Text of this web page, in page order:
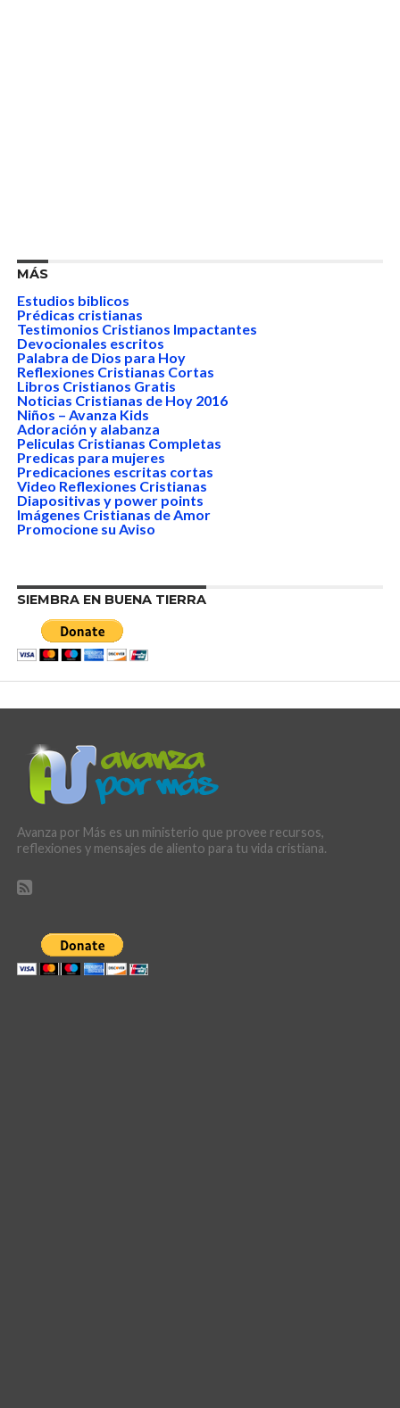
MÁS
Estudios biblicos
Prédicas cristianas
Testimonios Cristianos Impactantes
Devocionales escritos
Palabra de Dios para Hoy
Reflexiones Cristianas Cortas
Libros Cristianos Gratis
Noticias Cristianas de Hoy 2016
Niños – Avanza Kids
Adoración y alabanza
Peliculas Cristianas Completas
Predicas para mujeres
Predicaciones escritas cortas
Video Reflexiones Cristianas
Diapositivas y power points
Imágenes Cristianas de Amor
Promocione su Aviso
SIEMBRA EN BUENA TIERRA
Avanza por Más es un ministerio que provee recursos,
reflexiones y mensajes de aliento para tu vida cristiana.